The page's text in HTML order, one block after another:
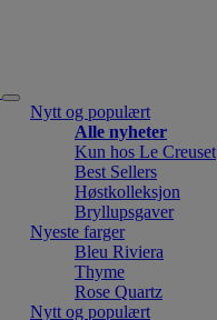
Nytt og populært
Alle nyheter
Kun hos Le Creuset
Best Sellers
Høstkolleksjon
Bryllupsgaver
Nyeste farger
Bleu Riviera
Thyme
Rose Quartz
Nytt og populært